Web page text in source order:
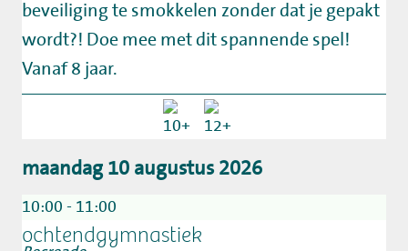
beveiliging te smokkelen zonder dat je gepakt
wordt?! Doe mee met dit spannende spel!
Vanaf 8 jaar.
maandag 10 augustus 2026
10:00 - 11:00
ochtendgymnastiek